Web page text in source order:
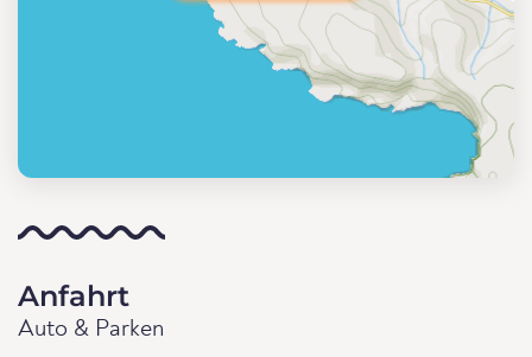
Anfahrt
Auto & Parken